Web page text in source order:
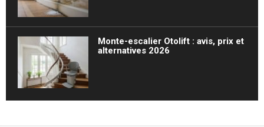
Monte-escalier Otolift : avis, prix et
alternatives 2026